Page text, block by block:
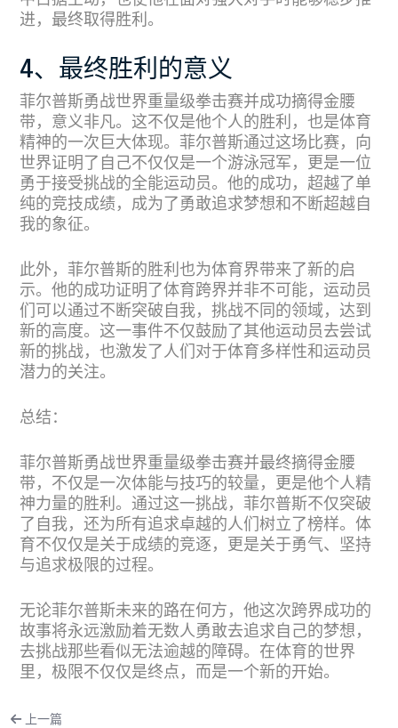
进，最终取得胜利。
4、最终胜利的意义
菲尔普斯勇战世界重量级拳击赛并成功摘得金腰
带，意义非凡。这不仅是他个人的胜利，也是体育
精神的一次巨大体现。菲尔普斯通过这场比赛，向
世界证明了自己不仅仅是一个游泳冠军，更是一位
勇于接受挑战的全能运动员。他的成功，超越了单
纯的竞技成绩，成为了勇敢追求梦想和不断超越自
我的象征。
此外，菲尔普斯的胜利也为体育界带来了新的启
示。他的成功证明了体育跨界并非不可能，运动员
们可以通过不断突破自我，挑战不同的领域，达到
新的高度。这一事件不仅鼓励了其他运动员去尝试
新的挑战，也激发了人们对于体育多样性和运动员
潜力的关注。
总结：
菲尔普斯勇战世界重量级拳击赛并最终摘得金腰
带，不仅是一次体能与技巧的较量，更是他个人精
神力量的胜利。通过这一挑战，菲尔普斯不仅突破
了自我，还为所有追求卓越的人们树立了榜样。体
育不仅仅是关于成绩的竞逐，更是关于勇气、坚持
与追求极限的过程。
无论菲尔普斯未来的路在何方，他这次跨界成功的
故事将永远激励着无数人勇敢去追求自己的梦想，
去挑战那些看似无法逾越的障碍。在体育的世界
里，极限不仅仅是终点，而是一个新的开始。
上一篇